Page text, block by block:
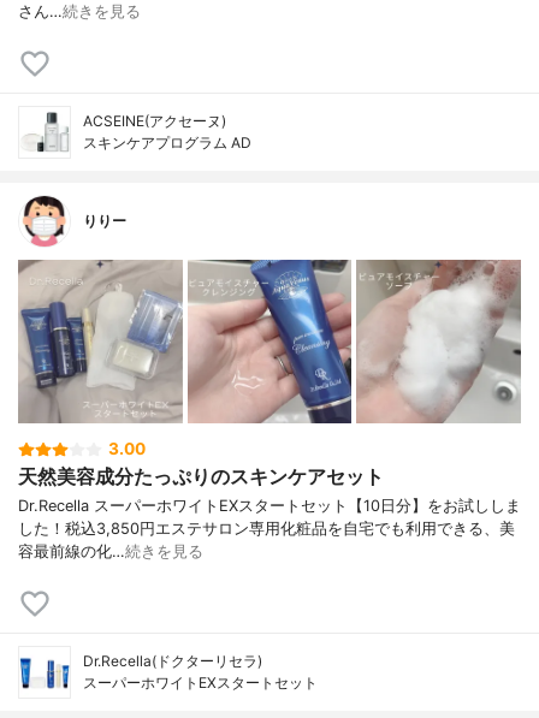
さん…続きを見る
ACSEINE(アクセーヌ)
スキンケアプログラム AD
りりー
3.00
天然美容成分たっぷりのスキンケアセット
Dr.Recella スーパーホワイトEXスタートセット【10日分】をお試ししま
した！税込3,850円エステサロン専用化粧品を自宅でも利用できる、美
容最前線の化…続きを見る
Dr.Recella(ドクターリセラ)
スーパーホワイトEXスタートセット